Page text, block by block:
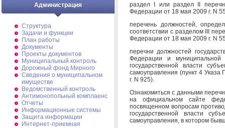
Администрация
Структура
Задачи и функции
План работы
Документы
Проекты документов
Муниципальный контроль
Дорожный фонд Мирного
Cведения о муниципальном
имуществе
Ведомственный контроль
Антимонопольный комплаенс
Отчеты
Информационные системы
Защита информации
Интернет-приемная
раздел I или раздел II
Федерации от 18 мая 2009 г. N
перечень должностей,
соответствии с разделом III
Федерации от 18 мая 2009 г. N
перечни должностей
Федерации и муниципальной
государственной власти
самоуправления (пункт 4
г. N 925).
Ознакомиться с данными
на официальном сайте
посвященном вопросам
государственной власти
самоуправления, в котором